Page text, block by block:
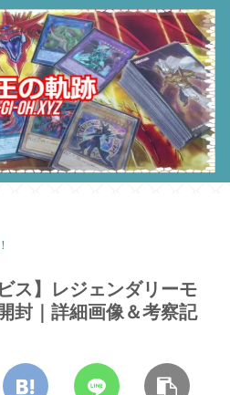
ス】レジェンダリーモ
封｜詳細画像＆考察記